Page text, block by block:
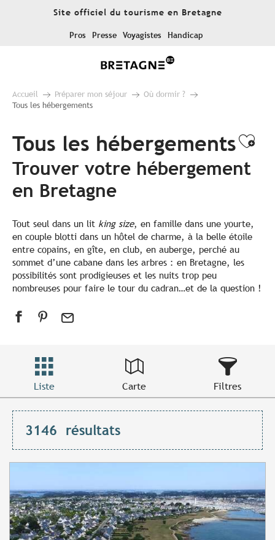
Site officiel du tourisme en Bretagne
Pros Presse Voyagistes Handicap
Accueil Préparer mon séjour
Où dormir ?
Tous les hébergements
Tous les hébergements
Trouver votre hébergement
en Bretagne
Tout seul dans un lit king size, en famille dans une yourte,
en couple blotti dans un hôtel de charme, à la belle étoile
entre copains, en gîte, en club, en auberge, perché au
sommet d’une cabane dans les arbres : en Bretagne, les
possibilités sont prodigieuses et les nuits trop peu
nombreuses pour faire le tour du cadran…et de la question !
Liste Carte Filtres
3146 résultats